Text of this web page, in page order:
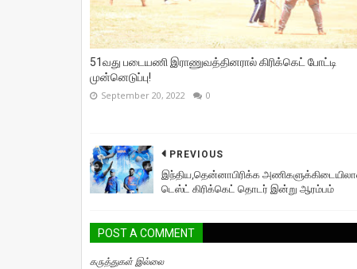
51வது படையணி இராணுவத்தினரால் கிரிக்கெட் போட்டி
முன்னெடுப்பு!
September 20, 2022 0
PREVIOUS
இந்திய,தென்னாபிரிக்க
டெஸ்ட் கிரிக்கெட் தொடர் இன்று ஆரம்பம்
POST A COMMENT
கருத்துகள் இல்லை